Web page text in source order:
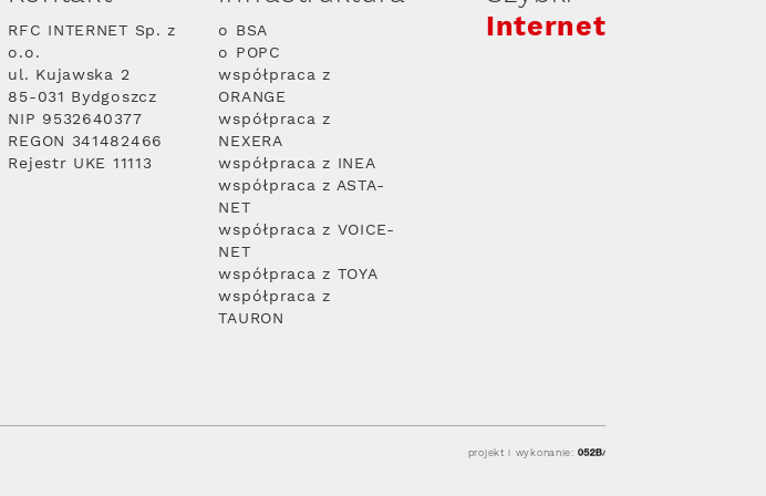
RFC INTERNET Sp. z
o.o.
ul. Kujawska 2
85-031 Bydgoszcz
NIP 9532640377
REGON 341482466
Rejestr UKE 11113
o BSA
o POPC
współpraca z
ORANGE
współpraca z
NEXERA
współpraca z INEA
współpraca z ASTA-
NET
współpraca z VOICE-
NET
współpraca z TOYA
współpraca z
TAURON
Internet
projekt i wykonanie: